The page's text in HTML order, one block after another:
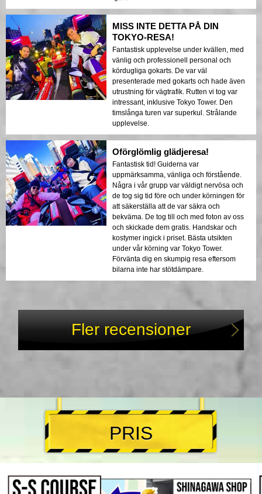
MISS INTE DETTA PÅ DIN
TOKYO-RESA!
Fantastisk upplevelse under kvällen, med
vänlig och professionell personal och
kördugliga gokarts. De var väl
presenterade med gokarts och hade även
utrustning för vägtrafik. Rutten vi tog var
intressant, inklusive Tokyo Tower. Den
timslånga turen var superkul. Strålande
upplevelse.
Oförglömlig glädjeresa!
Fantastisk tid! Guiderna var
uppmärksamma, vänliga och förstående.
Några i vår grupp var väldigt nervösa och
de tog sig tid före och under körningen för
att säkerställa att de var säkra och
bekväma. De tog till och med foton av oss
och skickade dem gratis. Handskar och
kostymer ingick i priset. Bästa utsikten
under vår körning var Tokyo Tower.
Förvänta dig en skumpig resa eftersom
bilarna inte har stötdämpare.
Fler recensioner
PRIS